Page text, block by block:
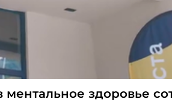
здоровье